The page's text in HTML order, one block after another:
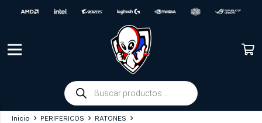
Búsqueda
de
productos
Inicio PERIFERICOS
RATONES